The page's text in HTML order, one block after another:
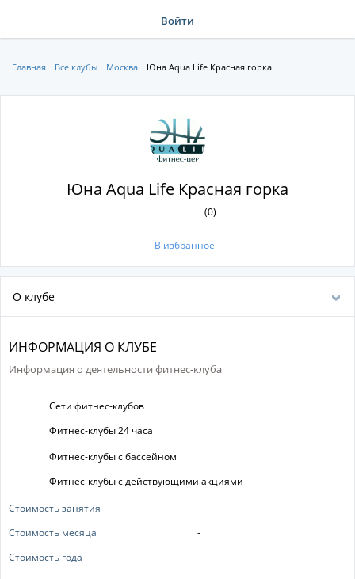
Войти
Главная Все клубы Москва Юна Aqua Life Красная горка
Юна Aqua Life Красная горка
(0)
В избранное
О клубе
ИНФОРМАЦИЯ О КЛУБЕ
Информация о деятельности фитнес-клуба
Сети фитнес-клубов
Фитнес-клубы 24 часа
Фитнес-клубы с бассейном
Фитнес-клубы с действующими акциями
Стоимость занятия
-
Стоимость месяца
-
Стоимость года
-